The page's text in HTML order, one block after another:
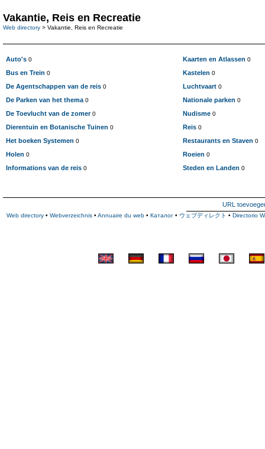
Vakantie, Reis en Recreatie
Web directory > Vakantie, Reis en Recreatie
Auto's 0
Bus en Trein 0
De Agentschappen van de reis 0
De Parken van het thema 0
De Toevlucht van de zomer0
Dierentuin en Botanische Tuinen 0
Het boeken Systemen 0
Holen 0
Informations van de reis 0
Kaarten en Atlassen 0
Kastelen 0
Luchtvaart 0
Nationale parken 0
Nudisme 0
Reis 0
Restaurants en Staven 0
Roeien 0
Steden en Landen 0
URL
Web directory • Webverzeichnis • Annuaire du web • Каталог • ウェブディレクト • Directorio